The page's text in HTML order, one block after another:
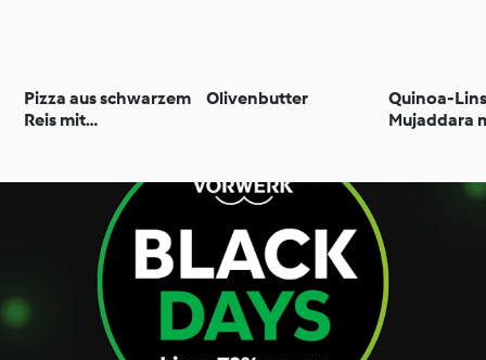
Pizza aus schwarzem
Reis mit
Cottage Cheese
Olivenbutter
Quinoa-
Mujaddara